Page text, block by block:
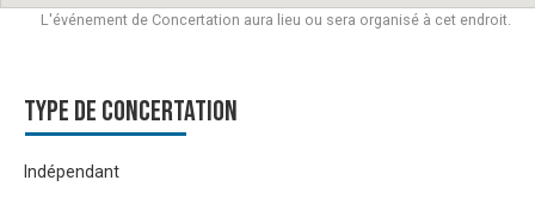
L'événement de Concertation aura lieu ou sera organisé à cet endroit.
Type de Concertation
Indépendant